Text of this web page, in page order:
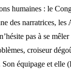
humaines : le
des narratrices,
pas à se
croiseur
équipage et elle